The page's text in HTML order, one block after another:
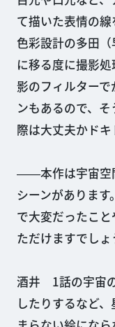
て描いた表情の線
色彩設計の多田
に移る度に撮影
影のフィルター
ンもあるので、
際は大丈夫かドキ
――本作は宇宙空
シーンがありま
で大変だったこ
ただけますでしょ
酒井 1話の宇宙
したりするなど